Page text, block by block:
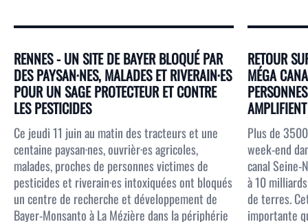
RENNES - UN SITE DE BAYER BLOQUÉ PAR
DES PAYSAN·NES, MALADES ET RIVERAIN·ES
POUR UN SAGE PROTECTEUR ET CONTRE
LES PESTICIDES
Ce jeudi 11 juin au matin des tracteurs et une
centaine paysan·nes, ouvrièr·es agricoles,
malades, proches de personnes victimes de
pesticides et riverain·es intoxiquées ont bloqués
un centre de recherche et développement de
Bayer-Monsanto à La Mézière dans la périphérie
RETOUR
MÉGA
Plus de
week-end
canal Seine-
à 10
de terres.
importante